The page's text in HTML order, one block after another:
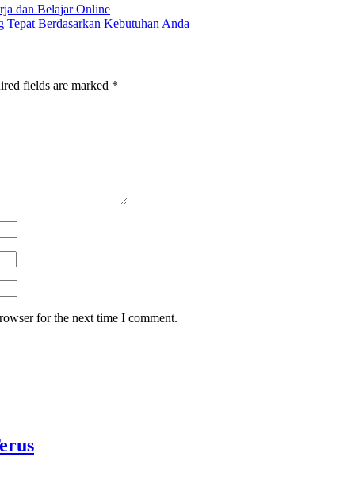
dan Belajar Online
Berdasarkan Kebutuhan Anda
fields are marked *
for the next time I comment.